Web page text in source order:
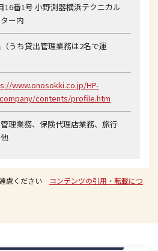
16番1号 小野測器横浜テクニカル
ー内
うち貸出管理業務は2名で運
www.onosokki.co.jp/HP-
contents/profile.htm
理業務、保険代理店業務、旅行
慮ください コンテンツの引用・転載につ